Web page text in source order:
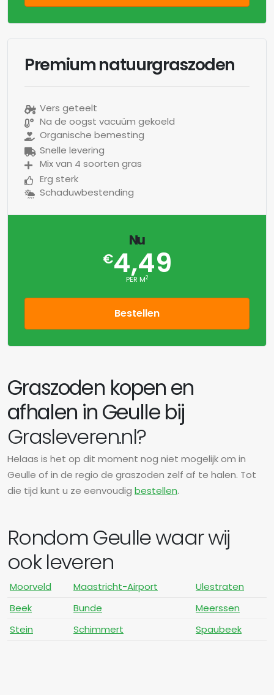
Premium natuurgraszoden
Vers geteelt
Na de oogst vacuüm gekoeld
Organische bemesting
Snelle levering
Mix van 4 soorten gras
Erg sterk
Schaduwbestending
Nu
€4,49
PER M2
Bestellen
Graszoden kopen en
afhalen in Geulle bij
Grasleveren.nl?
Helaas is het op dit moment nog niet mogelijk om in
Geulle of in de regio de graszoden zelf af te halen. Tot
die tijd kunt u ze eenvoudig bestellen.
Rondom Geulle waar wij
ook leveren
Moorveld Maastricht-Airport
Ulestraten
Beek
Bunde
Meerssen
Stein
Schimmert Spaubeek